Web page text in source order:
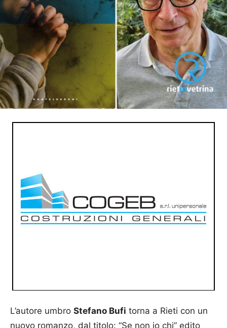
L’autore umbro Stefano Bufi torna a Rieti con un
nuovo romanzo, dal titolo: “Se non io chi” edito